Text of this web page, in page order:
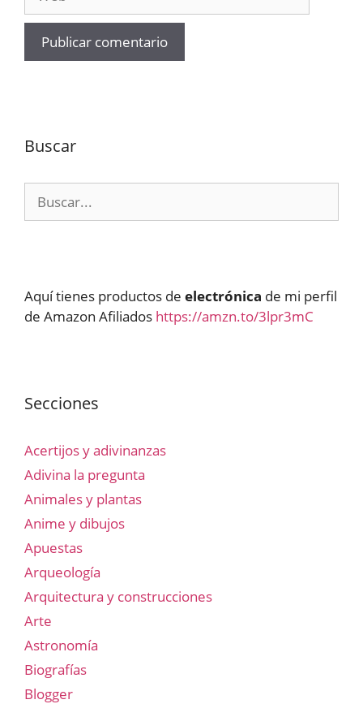
Buscar
Aquí tienes productos de electrónica de mi perfil
de Amazon Afiliados https://amzn.to/3lpr3mC
Secciones
Acertijos y adivinanzas
Adivina la pregunta
Animales y plantas
Anime y dibujos
Apuestas
Arqueología
Arquitectura y construcciones
Arte
Astronomía
Biografías
Blogger